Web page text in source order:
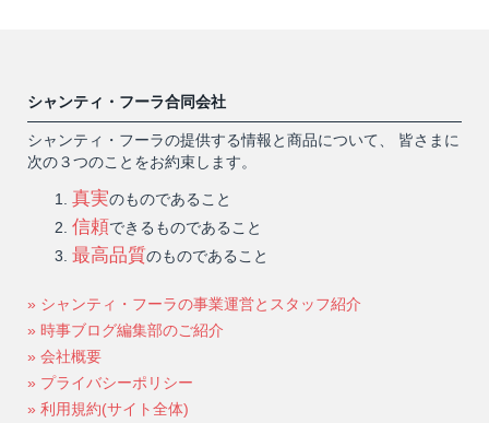
シャンティ・フーラ合同会社
シャンティ・フーラの提供する情報と商品について、 皆さまに
次の３つのことをお約束します。
真実のものであること
信頼できるものであること
最高品質のものであること
» シャンティ・フーラの事業運営とスタッフ紹介
» 時事ブログ編集部のご紹介
» 会社概要
» プライバシーポリシー
» 利用規約(サイト全体)